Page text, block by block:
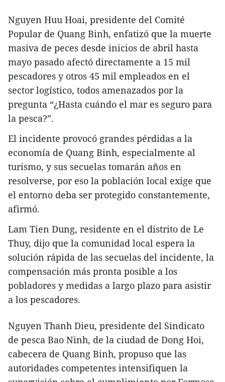
Nguyen Huu Hoai, presidente del Comité
Popular de Quang Binh, enfatizó que la muerte
masiva de peces desde inicios de abril hasta
mayo pasado afectó directamente a 15 mil
pescadores y otros 45 mil empleados en el
sector logístico, todos amenazados por la
pregunta “¿Hasta cuándo el mar es seguro para
la pesca?”.
El incidente provocó grandes pérdidas a la
economía de Quang Binh, especialmente al
turismo, y sus secuelas tomarán años en
resolverse, por eso la población local exige que
el entorno deba ser protegido constantemente,
afirmó.
Lam Tien Dung, residente en el distrito de Le
Thuy, dijo que la comunidad local espera la
solución rápida de las secuelas del incidente, la
compensación más pronta posible a los
pobladores y medidas a largo plazo para asistir
a los pescadores.
Nguyen Thanh Dieu, presidente del Sindicato
de pesca Bao Ninh, de la ciudad de Dong Hoi,
cabecera de Quang Binh, propuso que las
autoridades competentes intensifiquen la